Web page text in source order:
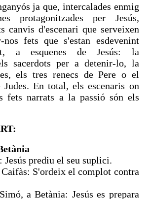
ja que, intercalades enmig
protagonitzades per Jesús,
canvis d'escenari que serveixen
fets que s'estan esdevenint
a esquenes de Jesús: la
sacerdots per a detenir-lo, la
els tres renecs de Pere o el
Judes. En total, els escenaris on
fets narrats a la passió són els
prediu el seu suplici.
S'ordeix el complot contra
a Betània: Jesús es prepara